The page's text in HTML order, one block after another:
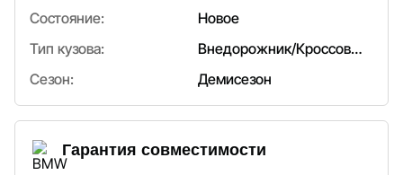
Состояние:
Новое
Тип кузова:
Внедорожник/Кроссовер
Сезон:
Демисезон
Гарантия совместимости